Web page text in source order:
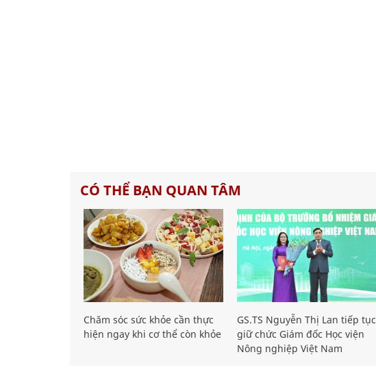
CÓ THỂ BẠN QUAN TÂM
Chăm sóc sức khỏe cần thực
hiện ngay khi cơ thể còn khỏe
GS.TS Nguyễn Thị Lan tiếp tục
giữ chức Giám đốc Học viện
Nông nghiệp Việt Nam